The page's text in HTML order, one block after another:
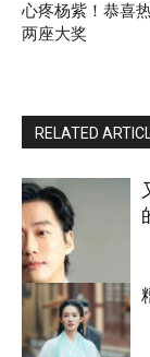
心疼杨紫！恭喜
两座大奖
RELATED
明星八卦